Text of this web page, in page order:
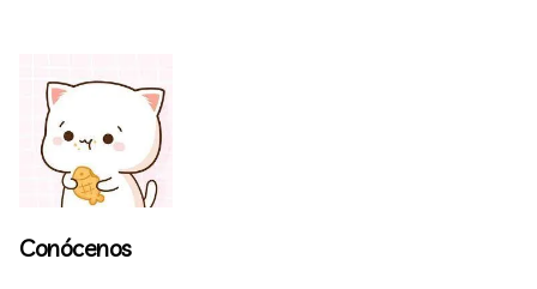
Conócenos